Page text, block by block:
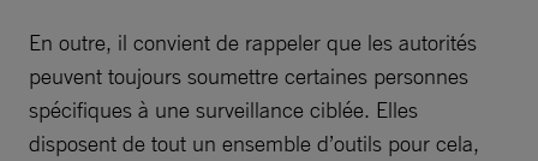
En outre, il convient de rappeler que les autorités
peuvent toujours soumettre certaines personnes
spécifiques à une surveillance ciblée. Elles
disposent de tout un ensemble d’outils pour cela,